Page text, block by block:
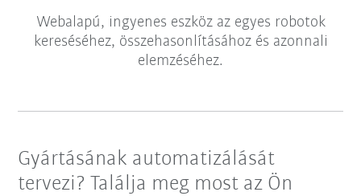
Webalapú, ingyenes eszköz az egyes robotok
kereséséhez, összehasonlításához és azonnali
elemzéséhez.
Gyártásának automatizálását
tervezi? Találja meg most az Ön